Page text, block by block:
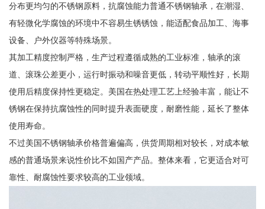
分布更均匀的不锈钢原料，抗腐蚀能力普通不锈钢轴承，在潮湿、
有轻微化学腐蚀的环境中不容易生锈锈蚀，能适配食品加工、海事
设备、户外仪器等特殊场景。
其加工精度控制严格，生产过程遵循成熟的工业标准，轴承的滚
道、滚珠公差更小，运行时振动和噪音更低，转动平顺性好，长期
使用后精度保持性更稳定。美国在热处理工艺上经验丰富，能让不
锈钢在保持抗腐蚀性的同时提升表面硬度，耐磨性能，延长了整体
使用寿命。
不过美国不锈钢轴承价格普遍偏高，供货周期相对较长，对成本敏
感的普通场景来说性价比不如国产产品。整体来看，它更适合对可
靠性、耐腐蚀性要求较高的工业领域。